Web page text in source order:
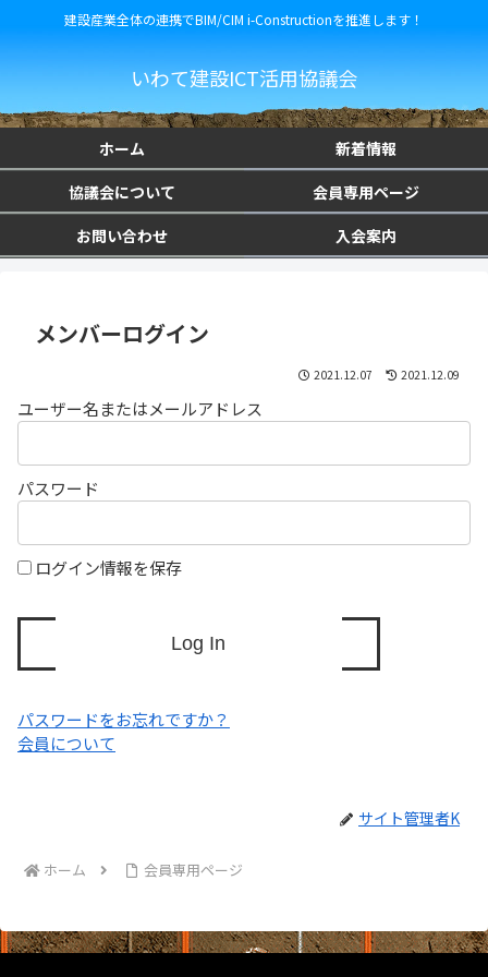
建設産業全体の連携でBIM/CIM i-Constructionを推進します！
いわて建設ICT活用協議会
ホーム
新着情報
協議会について
会員専用ページ
お問い合わせ
入会案内
メンバーログイン
2021.12.07 2021.12.09
ユーザー名またはメールアドレス
パスワード
ログイン情報を保存
パスワードをお忘れですか？
会員について
サイト管理者K
ホーム 会員専用ページ